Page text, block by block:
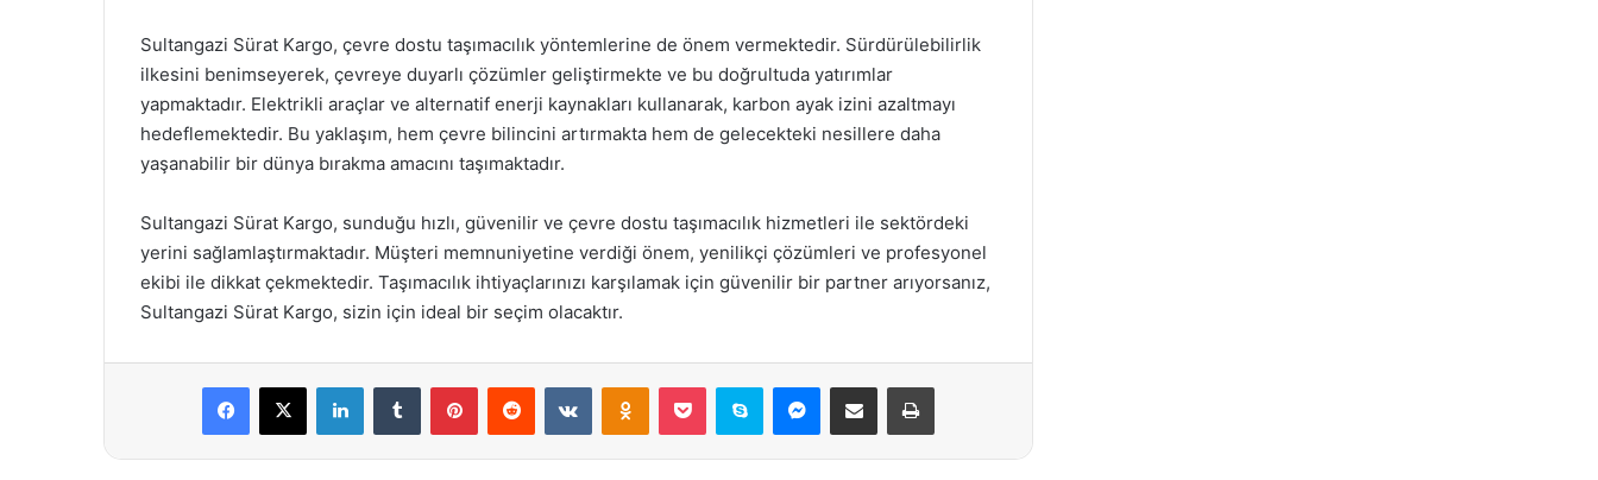
Sultangazi Sürat Kargo, çevre dostu taşımacılık yöntemlerine de önem vermektedir. Sürdürülebilirlik
ilkesini benimseyerek, çevreye duyarlı çözümler geliştirmekte ve bu doğrultuda yatırımlar
yapmaktadır. Elektrikli araçlar ve alternatif enerji kaynakları kullanarak, karbon ayak izini azaltmayı
hedeflemektedir. Bu yaklaşım, hem çevre bilincini artırmakta hem de gelecekteki nesillere daha
yaşanabilir bir dünya bırakma amacını taşımaktadır.
Sultangazi Sürat Kargo, sunduğu hızlı, güvenilir ve çevre dostu taşımacılık hizmetleri ile sektördeki
yerini sağlamlaştırmaktadır. Müşteri memnuniyetine verdiği önem, yenilikçi çözümleri ve profesyonel
ekibi ile dikkat çekmektedir. Taşımacılık ihtiyaçlarınızı karşılamak için güvenilir bir partner arıyorsanız,
Sultangazi Sürat Kargo, sizin için ideal bir seçim olacaktır.
Facebook
X LinkedInTumblr PinterestReddit VKontakteOdnoklassniki
Pocket Skype Messenger
E-Posta ile paylaş Yazdır